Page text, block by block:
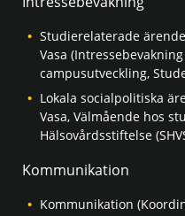
Studierelaterade
Vasa
campusutveckling,
Lokala socialpolitiska
Vasa, Välmående hos
Hälsovårdsstiftelse
Kommunikation
Kommunikation